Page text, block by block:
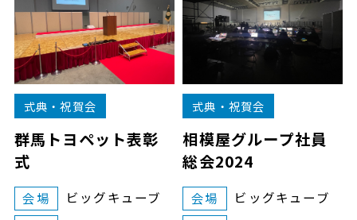
式典・祝賀会
群馬トヨペット表彰
式
会場
ビッグキューブ
式典・祝賀会
相模屋グループ社員
総会2024
会場
ビッグキューブ